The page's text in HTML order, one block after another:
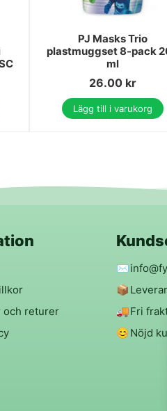
PJ Masks Trio
plastmuggset 8-pack
ml
26.00 kr
Lägg till i varukorg
och returer
✉️
📦
🚚Fri
😊Nöjd